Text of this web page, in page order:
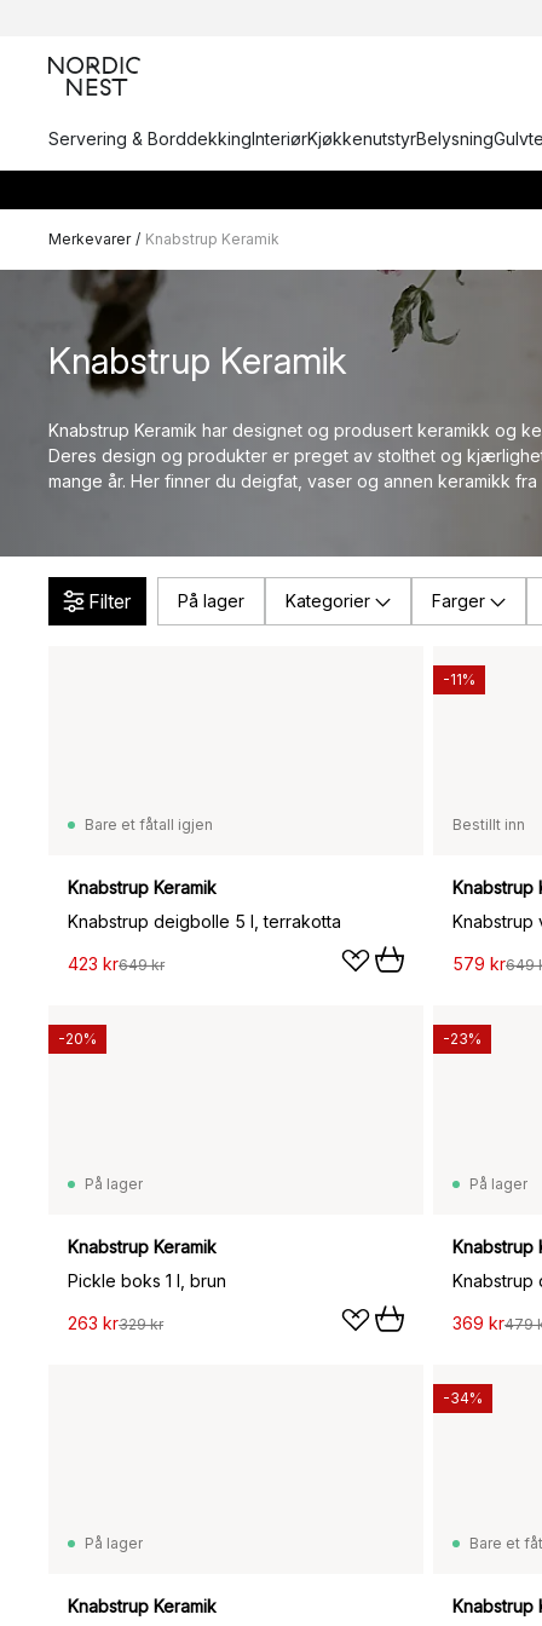
Servering & BorddekkingInteriørKjøkkenutstyrBelysning
Merkevarer / Knabstrup Keramik
Knabstrup Keramik
Knabstrup Keramik har designet og produsert keramikk og
Deres design og produkter er preget av stolthet og
mange år. Her finner du deigfat, vaser og annen keramikk fra
Filter På lager Kategorier Farger
Bare et fåtall igjen
Knabstrup Keramik
Knabstrup deigbolle 5 l, terrakotta
423 kr649 kr
Bestillt inn
Knabstrup
Knabstrup
579 kr649
-11%
På lager
Knabstrup Keramik
Pickle boks 1 l, brun
263 kr329 kr
-20%
På lager
Knabstrup
Knabstrup
369 kr479
-23%
På lager
Knabstrup Keramik
Bare et
Knabstrup
-34%